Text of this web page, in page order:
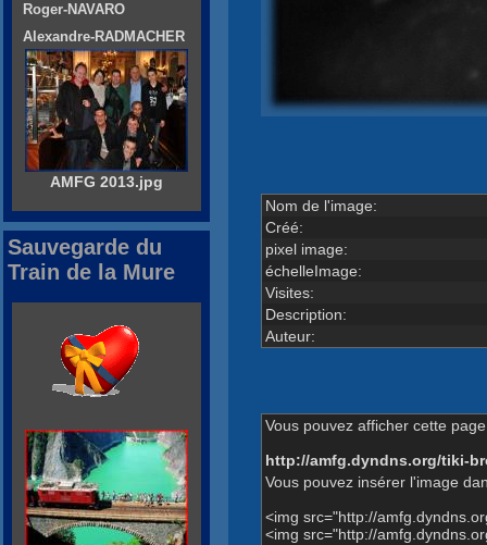
Nom de l'image:
Créé:
pixel image:
échelleImage:
Visites:
Description:
Auteur:
Vous pouvez afficher cette
http://amfg.dyndns.org/tiki-
Vous pouvez insérer l'image
<img src="http://
<img src="http://
Roger-NAVARO
Alexandre-RADMACHER
AMFG 2013.jpg
Sauvegarde du
Train de la Mure